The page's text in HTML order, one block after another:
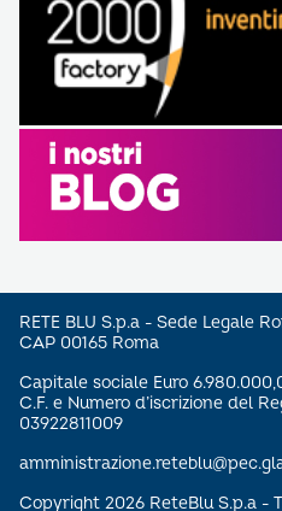
RETE BLU S.p.a - Sede Legale
CAP 00165 Roma
Capitale sociale Euro
C.F. e Numero d’iscrizione del
03922811009
Copyright 2026 ReteBlu S.p.a -